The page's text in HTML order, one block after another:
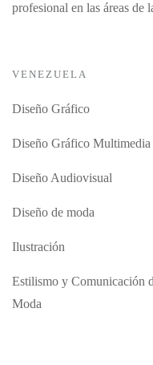
profesional en las áreas de
VENEZUELA
Diseño Gráfico
Diseño Gráfico Multimedia
Diseño Audiovisual
Diseño de moda
Ilustración
Estilismo y Comunicación
Moda